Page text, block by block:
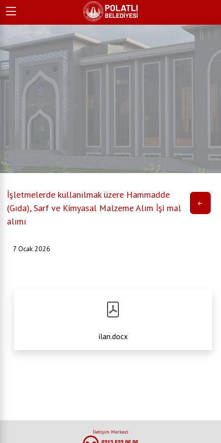
İşletmelerde kullanılmak üzere Hammadde
(Gıda), Sarf ve Kimyasal Malzeme Alım İşi mal
alımı
7 Ocak 2026
ilan.docx
İletişim Merkezi